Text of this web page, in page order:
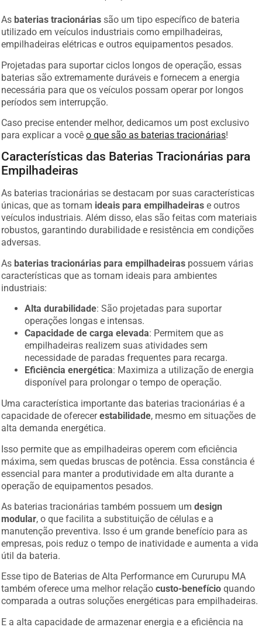
As baterias tracionárias são um tipo específico de bateria
utilizado em veículos industriais como empilhadeiras,
empilhadeiras elétricas e outros equipamentos pesados.
Projetadas para suportar ciclos longos de operação, essas
baterias são extremamente duráveis e fornecem a energia
necessária para que os veículos possam operar por longos
períodos sem interrupção.
Caso precise entender melhor, dedicamos um post exclusivo
para explicar a vocêo que são as baterias tracionárias!
Características das Baterias Tracionárias para
Empilhadeiras
As baterias tracionárias se destacam por suas características
únicas, que as tornam ideais para empilhadeiras e outros
veículos industriais. Além disso, elas são feitas com materiais
robustos, garantindo durabilidade e resistência em condições
adversas.
As baterias tracionárias para empilhadeiras possuem várias
características que as tornam ideais para ambientes
industriais:
Alta durabilidade: São projetadas para suportar
operações longas e intensas.
Capacidade de carga elevada: Permitem que as
empilhadeiras realizem suas atividades sem
necessidade de paradas frequentes para recarga.
Eficiência energética: Maximiza a utilização de energia
disponível para prolongar o tempo de operação.
Uma característica importante das baterias tracionárias é a
capacidade de oferecerestabilidade, mesmo em situações de
alta demanda energética.
Isso permite que as empilhadeiras operem com eficiência
máxima, sem quedas bruscas de potência. Essa constância é
essencial para manter a produtividade em alta durante a
operação de equipamentos pesados.
As baterias tracionárias também possuem umdesign
modular, o que facilita a substituição de células e a
manutenção preventiva. Isso é um grande benefício para as
empresas, pois reduz o tempo de inatividade e aumenta a vida
útil da bateria.
Esse tipo de Baterias de Alta Performance em Cururupu MA
também oferece uma melhor relaçãocusto-benefício quando
comparada a outras soluções energéticas para empilhadeiras.
E a alta capacidade de armazenar energia e a eficiência na